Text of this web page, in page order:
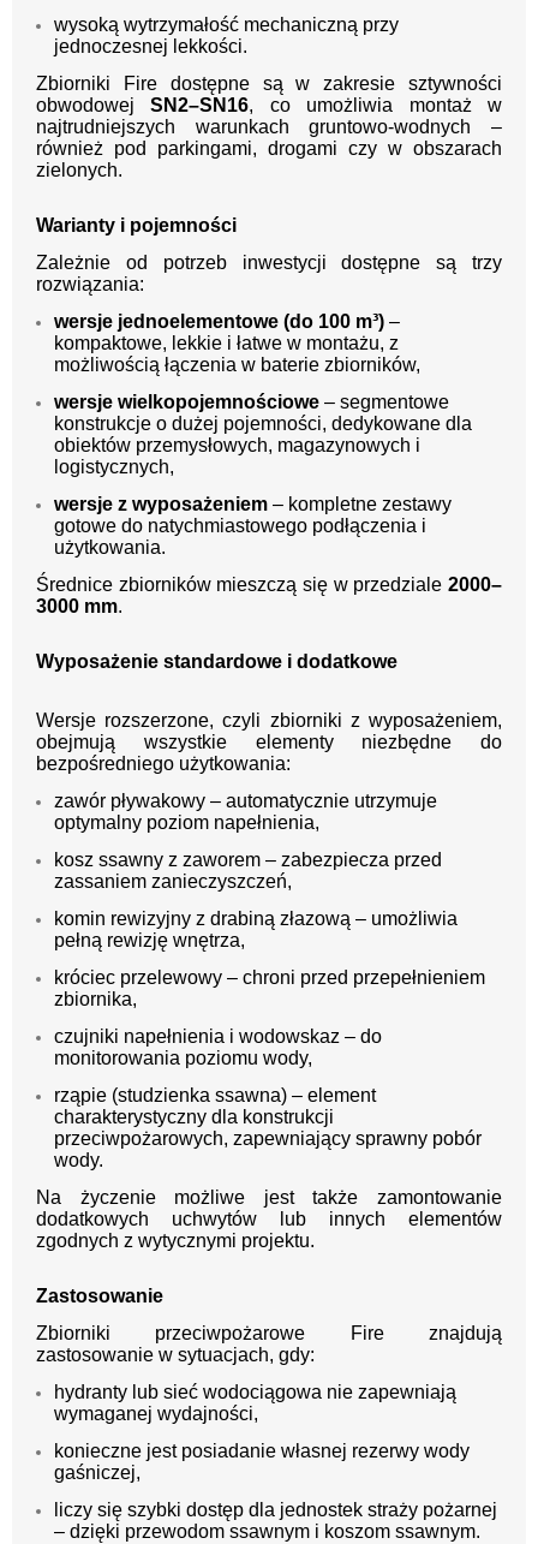
wysoką wytrzymałość mechaniczną przy
jednoczesnej lekkości.
Zbiorniki Fire dostępne są w zakresie sztywności
obwodowejSN2–SN16, co umożliwia montaż w
najtrudniejszych warunkach gruntowo-wodnych –
również pod parkingami, drogami czy w obszarach
zielonych.
Warianty i pojemności
Zależnie od potrzeb inwestycji dostępne są trzy
rozwiązania:
wersje jednoelementowe (do 100 m³) –
kompaktowe, lekkie i łatwe w montażu, z
możliwością łączenia w baterie zbiorników,
wersje wielkopojemnościowe – segmentowe
konstrukcje o dużej pojemności, dedykowane dla
obiektów przemysłowych, magazynowych i
logistycznych,
wersje z wyposażeniem – kompletne zestawy
gotowe do natychmiastowego podłączenia i
użytkowania.
Średnice zbiorników mieszczą się w przedziale 2000–
3000 mm.
Wyposażenie standardowe i dodatkowe
Wersje rozszerzone, czyli zbiorniki z wyposażeniem,
obejmują wszystkie elementy niezbędne do
bezpośredniego użytkowania:
zawór pływakowy – automatycznie utrzymuje
optymalny poziom napełnienia,
kosz ssawny z zaworem – zabezpiecza przed
zassaniem zanieczyszczeń,
komin rewizyjny z drabiną złazową – umożliwia
pełną rewizję wnętrza,
króciec przelewowy – chroni przed przepełnieniem
zbiornika,
czujniki napełnienia i wodowskaz – do
monitorowania poziomu wody,
rząpie (studzienka ssawna) – element
charakterystyczny dla konstrukcji
przeciwpożarowych, zapewniający sprawny pobór
wody.
Na życzenie możliwe jest także zamontowanie
dodatkowych uchwytów lub innych elementów
zgodnych z wytycznymi projektu.
Zastosowanie
Zbiorniki przeciwpożarowe Fire znajdują
zastosowanie w sytuacjach, gdy:
hydranty lub sieć wodociągowa nie zapewniają
wymaganej wydajności,
konieczne jest posiadanie własnej rezerwy wody
gaśniczej,
liczy się szybki dostęp dla jednostek straży pożarnej
– dzięki przewodom ssawnym i koszom ssawnym.